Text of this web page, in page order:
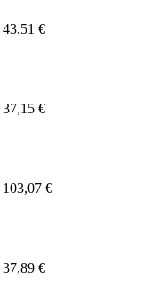
43,51 €
37,15 €
103,07 €
37,89 €